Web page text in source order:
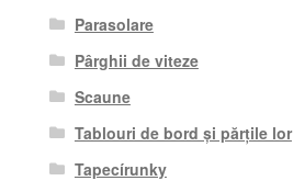
Parasolare
Pârghii de viteze
Scaune
Tablouri de bord și părțile lor
Tapecírunky